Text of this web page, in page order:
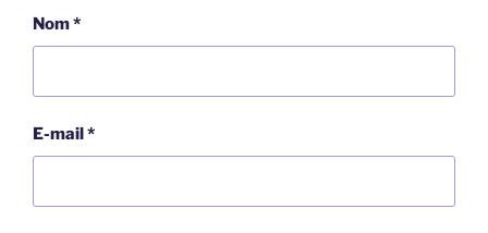
Nom*
E-mail*